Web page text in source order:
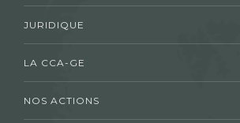
JURIDIQUE
LA CCA-GE
NOS ACTIONS